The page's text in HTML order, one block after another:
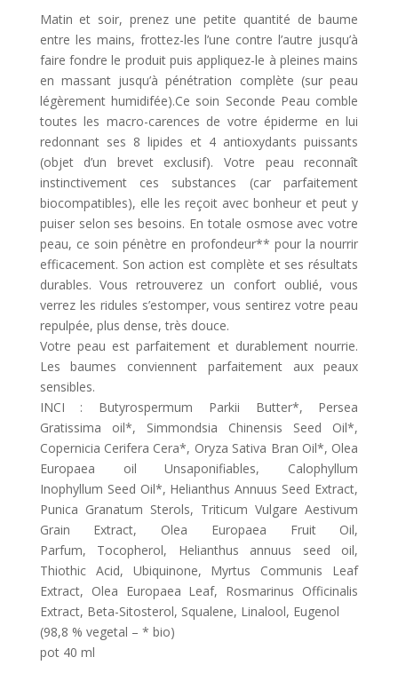
Matin et soir, prenez une petite quantité de baume
entre les mains, frottez-les l’une contre l’autre jusqu’à
faire fondre le produit puis appliquez-le à pleines mains
en massant jusqu’à pénétration complète (sur peau
légèrement humidifée).Ce soin Seconde Peau comble
toutes les macro-carences de votre épiderme en lui
redonnant ses 8 lipides et 4 antioxydants puissants
(objet d’un brevet exclusif). Votre peau reconnaît
instinctivement ces substances (car parfaitement
biocompatibles), elle les reçoit avec bonheur et peut y
puiser selon ses besoins. En totale osmose avec votre
peau, ce soin pénètre en profondeur** pour la nourrir
efficacement. Son action est complète et ses résultats
durables. Vous retrouverez un confort oublié, vous
verrez les ridules s’estomper, vous sentirez votre peau
repulpée, plus dense, très douce.
Votre peau est parfaitement et durablement nourrie.
Les baumes conviennent parfaitement aux peaux
sensibles.
INCI : Butyrospermum Parkii Butter*, Persea
Gratissima oil*, Simmondsia Chinensis Seed Oil*,
Copernicia Cerifera Cera*, Oryza Sativa Bran Oil*, Olea
Europaea oil Unsaponifiables, Calophyllum
Inophyllum Seed Oil*, Helianthus Annuus Seed Extract,
Punica Granatum Sterols, Triticum Vulgare Aestivum
Grain Extract, Olea Europaea Fruit Oil,
Parfum, Tocopherol, Helianthus annuus seed oil,
Thiothic Acid, Ubiquinone, Myrtus Communis Leaf
Extract, Olea Europaea Leaf, Rosmarinus Officinalis
Extract, Beta-Sitosterol, Squalene, Linalool, Eugenol
(98,8 % vegetal – * bio)
pot 40 ml